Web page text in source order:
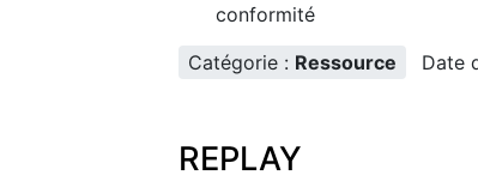
conformité
Catégorie : Ressource Date
REPLAY